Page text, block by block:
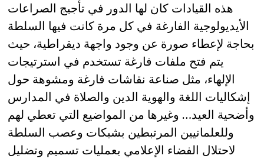
هذه القيادات كان لها الدور في تأجيج الصراعات
الأيديولوجية الفارغة في كل مرة كانت فيها السلطة
بحاجة لإعطاء صورة عن وجود واجهة ديقراطية، حيث
يتم فتح ملفات فارغة تستخدم في استرتيجات
الإلهاء، مثل صناعة نقاشات فارغة ومشوهة حول
إشكاليات اللغة والهوية الدين والصلاة في المدارس
وأضحية العيد… وغيرها من المواضيع التي تعطي لهم
وللعلمانيين المرتبطين بشبكات وعصب السلطة
لاحتلال الفضاء الإعلامي بعمليات تسميم وتضليل